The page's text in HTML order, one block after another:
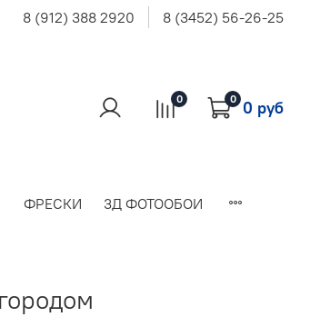
8 (912) 388 2920 8 (3452) 56-26-25
0 0 0 руб
ФРЕСКИ 3Д ФОТООБОИ